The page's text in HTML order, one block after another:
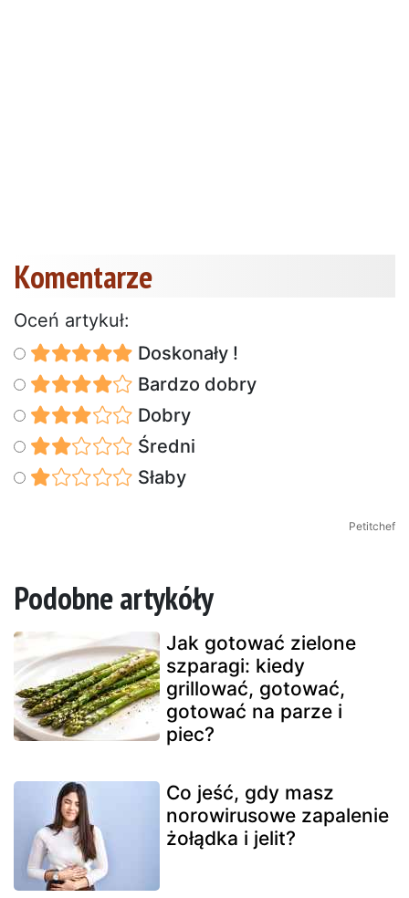
Komentarze
Oceń artykuł:
Doskonały !
Bardzo dobry
Dobry
Średni
Słaby
Petitchef
Podobne artykóły
Jak gotować zielone
szparagi: kiedy
grillować, gotować,
gotować na parze i
piec?
Co jeść, gdy masz
norowirusowe zapalenie
żołądka i jelit?